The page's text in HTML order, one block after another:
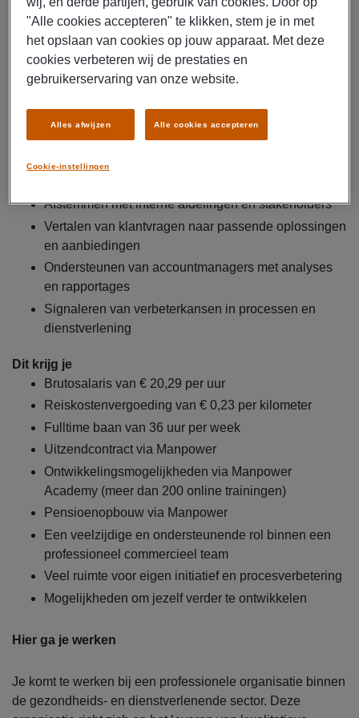
aanbestedingen
Zorgdragen voor complete documentatie
Ondersteunen bij tendertrajecten en het bewaken
van deadlines
contractprocessen
Monitoren van project- en contractvoortgang
Bijhouden van klantgegevens en statussen in het
Afstemmen met interne afdelingen en stakeholders
Vertalen van klantvragen naar passende oplossingen
en aanbiedingen
Ondersteunen van accountmanagers met analyses
en rapportages
Signaleren van verbeterkansen in processen en
dienstverlening
Dit krijg je
Brutosalaris van € 20,29 per uur
Reiskostenvergoeding van € 0,23 per kilometer
Fulltime baan van 36 uur per week
Uitzendcontract via Manpower
Ontwikkelingsmogelijkheden via Manpower
Academy (meer dan 200 online trainingen)
Pensioenopbouw via Manpower
Een veelzijdige en ondersteunende rol binnen een
professioneel commercieel team
Veel ruimte voor eigen initiatief en procesverbetering
Mogelijkheden om jezelf verder te ontwikkelen
Hier ga je werken
Je komt te werken bij een professionele organisatie binnen
de gezondheids- en dienstverlenende sector. Deze
"Alle cookies accepteren" te klikken, stem je in met
het opslaan van cookies op jouw apparaat. Met deze
cookies verbeteren wij de prestaties en
gebruikerservaring van onze website.
Cookie-instellingen
Alles afwijzen Alle cookies accepteren